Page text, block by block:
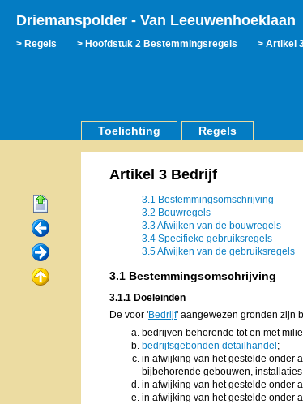
Driemanspolder - Van Leeuwenhoeklaan
Regels Hoofdstuk 2 Bestemmingsregels Artikel
Toelichting Regels
Artikel 3 Bedrijf
3.1 Bestemmingsomschrijving
3.2 Bouwregels
3.3 Afwijken van de bouwregels
3.4 Specifieke gebruiksregels
3.5 Afwijken van de gebruiksregels
3.1 Bestemmingsomschrijving
3.1.1 Doeleinden
De voor 'Bedrijf' aangewezen gronden zijn
bedrijven behorende tot en met
bedrijfsgebonden detailhandel ;
in afwijking van het gestelde onder
bijbehorende gebouwen,
in afwijking van het gestelde onder
in afwijking van het gestelde onder